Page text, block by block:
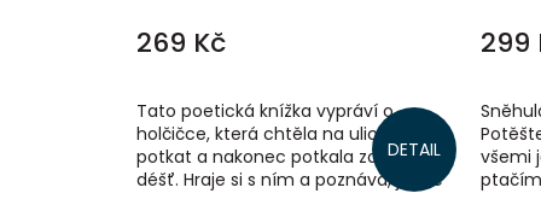
269 Kč
DETAIL
Tato poetická knížka vypráví o
holčičce, která chtěla na ulici někoho
potkat a nakonec potkala zosobněný
déšť. Hraje si s ním a poznává, jak se
299
všemi